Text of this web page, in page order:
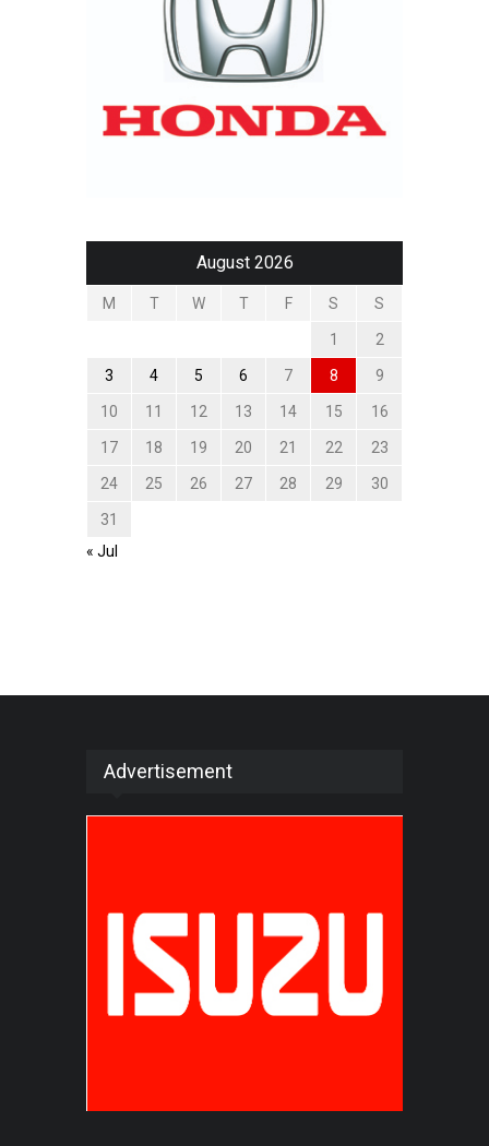
August 2026
M T W T F S S
1 2
3 4 5 6 7 8 9
10 11 12 13 14 15 16
17 18 19 20 21 22 23
24 25 26 27 28 29 30
31
« Jul
Advertisement